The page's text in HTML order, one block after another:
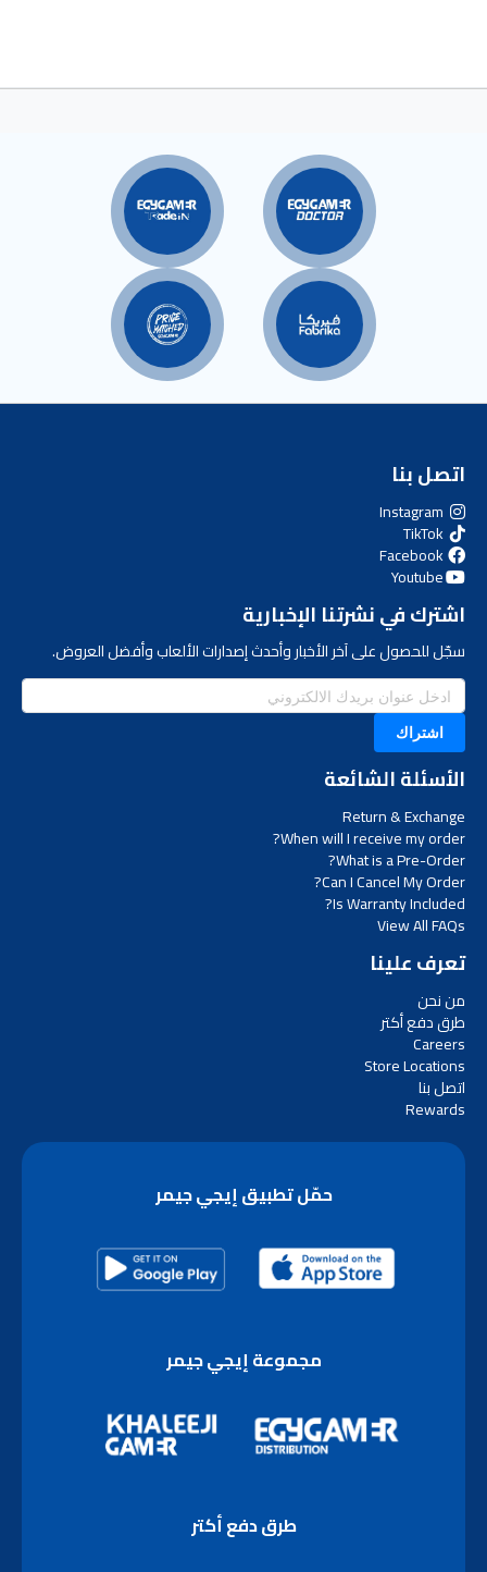
اتصل بنا
Instagram
TikTok
Facebook
Youtube
اشترك في نشرتنا الإخبارية
سجّل للحصول على آخر الأخبار وأحدث إصدارات الألعاب وأفضل العروض.
اشتراك
الأسئلة الشائعة
Return & Exchange
When will I receive my order?
What is a Pre-Order?
Can I Cancel My Order?
Is Warranty Included?
View All FAQs
تعرف علينا
من نحن
طرق دفع أكتر
Careers
Store Locations
اتصل بنا
Rewards
حمّل تطبيق إيجي جيمر
مجموعة إيجي جيمر
طرق دفع أكتر